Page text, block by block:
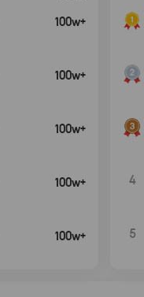
100w+
100w+
100w+
100w+
100w+
4
5